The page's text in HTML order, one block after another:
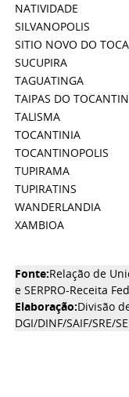
NATIVIDADE
SILVANOPOLIS
SITIO NOVO DO
SUCUPIRA
TAGUATINGA
TAIPAS DO
TALISMA
TOCANTINIA
TOCANTINOPOLIS
TUPIRAMA
TUPIRATINS
WANDERLANDIA
XAMBIOA
Fonte:Relação de
e SERPRO-Receita
Elaboração:Divisão
DGI/DINF/SAIF/SRE/